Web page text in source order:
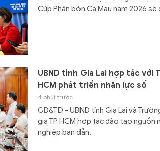
Cúp Phân bón Cà Mau năm 2026 sẽ
UBND tỉnh Gia Lai hợp tác với
HCM phát triển nhân lực số
4 phút trước
GD&TĐ - UBND tỉnh Gia Lai và
gia TP HCM hợp tác đào tạo nguồn
nghiệp bán dẫn.